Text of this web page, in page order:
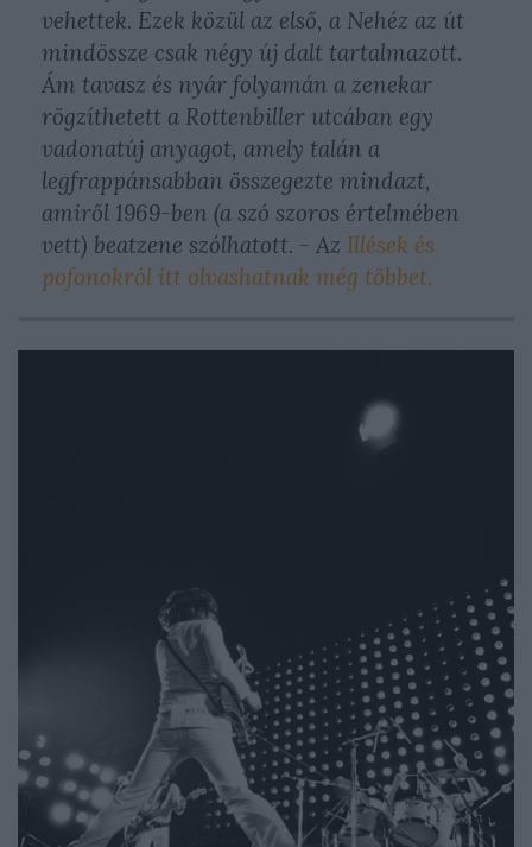
vehettek. Ezek közül az első, a Nehéz az út
mindössze csak négy új dalt tartalmazott.
Ám tavasz és nyár folyamán a zenekar
rögzíthetett a Rottenbiller utcában egy
vadonatúj anyagot, amely talán a
legfrappánsabban összegezte mindazt,
amiről 1969-ben (a szó szoros értelmében
vett) beatzene szólhatott. - Az Illések és
pofonokról itt olvashatnak még többet.